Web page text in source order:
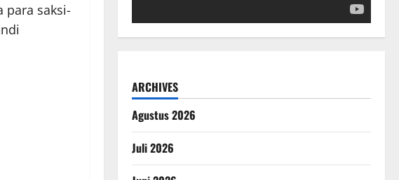
para saksi-
ARCHIVES
Agustus 2026
Juli 2026